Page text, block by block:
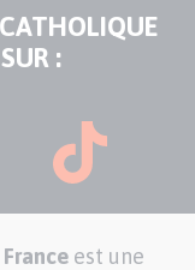
:
est une